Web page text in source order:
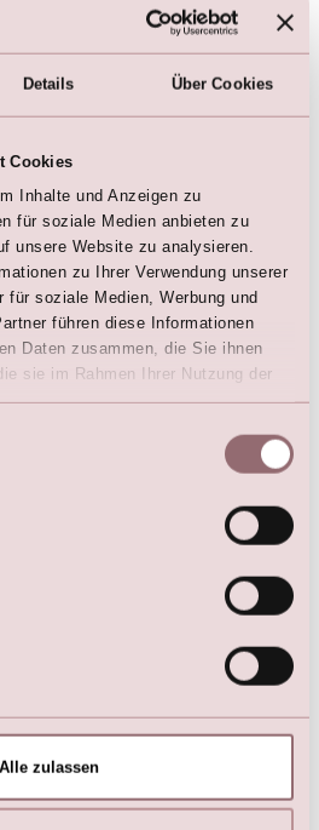
Details Über Cookies
Cookies
Inhalte und Anzeigen zu
für soziale Medien anbieten zu
unsere Website zu analysieren.
zu Ihrer Verwendung unserer
für soziale Medien, Werbung und
führen diese Informationen
Daten zusammen, die Sie ihnen
sie im Rahmen Ihrer Nutzung der
Alle zulassen
auch:
LILLY Brautschleier mit
Stickerei (200 cm)
€ 225,00